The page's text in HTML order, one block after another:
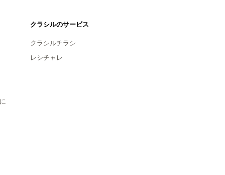
クラシルのサービス
クラシルチラシ
レシチャレ